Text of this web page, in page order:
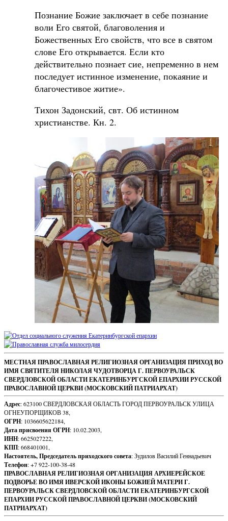
Познание Божие заключает в себе познание
воли Его святой, благоволения и
Божественных Его свойств, что все в святом
слове Его открывается. Если кто
действительно познает сие, непременно в нем
последует истинное изменение, покаяние и
благочестивое житие».
Тихон Задонский, свт. Об истинном
христианстве. Кн. 2.
Sidebar
Footer
Content
МЕСТНАЯ ПРАВОСЛАВНАЯ РЕЛИГИОЗНАЯ ОРГАНИЗАЦИЯ ПРИХОД ВО
ИМЯ СВЯТИТЕЛЯ НИКОЛАЯ ЧУДОТВОРЦА Г. ПЕРВОУРАЛЬСК
СВЕРДЛОВСКОЙ ОБЛАСТИ ЕКАТЕРИНБУРГСКОЙ ЕПАРХИИ РУССКОЙ
ПРАВОСЛАВНОЙ ЦЕРКВИ (МОСКОВСКИЙ ПАТРИАРХАТ)
Адрес: 623100 СВЕРДЛОВСКАЯ ОБЛАСТЬ ГОРОД ПЕРВОУРАЛЬСК УЛИЦА
ОГНЕУПОРЩИКОВ 38,
ОГРН: 1036605622184,
Дата присвоения ОГРН: 10.02.2003,
ИНН: 6625027222,
КПП: 668401001,
Настоятель, Председатель приходского совета: Зудилов Василий Геннадьевич
Телефон: +7 922-100-38-48
ПРАВОСЛАВНАЯ РЕЛИГИОЗНАЯ ОРГАНИЗАЦИЯ АРХИЕРЕЙСКОЕ
ПОДВОРЬЕ ВО ИМЯ ИВЕРСКОЙ ИКОНЫ БОЖИЕЙ МАТЕРИ Г.
ПЕРВОУРАЛЬСК СВЕРДЛОВСКОЙ ОБЛАСТИ ЕКАТЕРИНБУРГСКОЙ
ЕПАРХИИ РУССКОЙ ПРАВОСЛАВНОЙ ЦЕРКВИ (МОСКОВСКИЙ
ПАТРИАРХАТ)